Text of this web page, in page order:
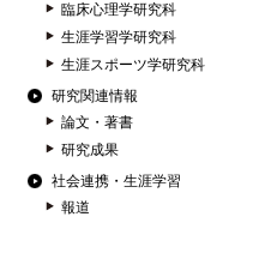
臨床心理学研究科
生涯学習学研究科
生涯スポーツ学研究科
研究関連情報
論文・著書
研究成果
社会連携・生涯学習
報道